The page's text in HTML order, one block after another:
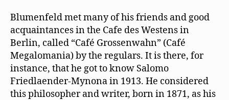
Blumenfeld met many of his friends and good
acquaintances in the Cafe des Westens in
Berlin, called “Café Grossenwahn” (Café
Megalomania) by the regulars. It is there, for
instance, that he got to know Salomo
Friedlaender-Mynona in 1913. He considered
this philosopher and writer, born in 1871, as his